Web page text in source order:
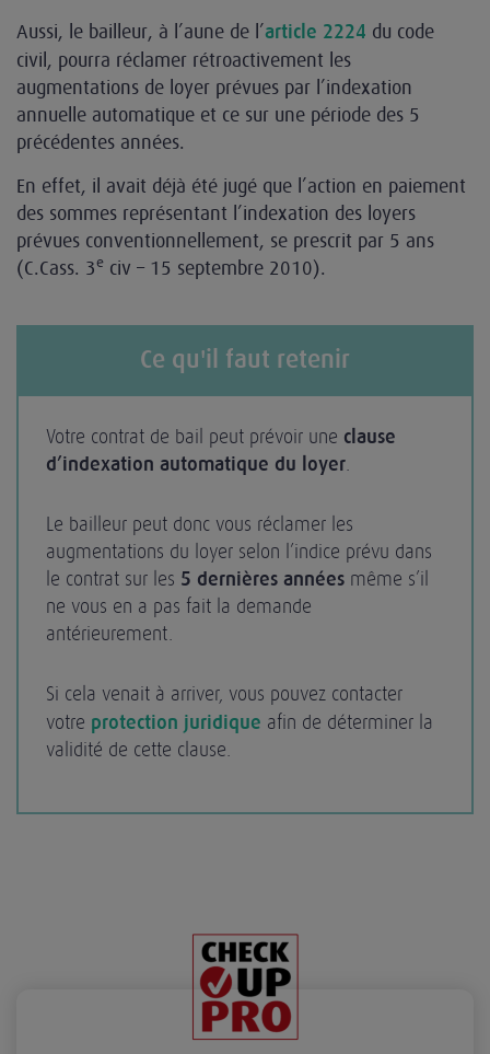
Aussi, le bailleur, à l’aune de l’article 2224 du code
civil, pourra réclamer rétroactivement les
augmentations de loyer prévues par l’indexation
annuelle automatique et ce sur une période des 5
précédentes années.
En effet, il avait déjà été jugé que l’action en paiement
des sommes représentant l’indexation des loyers
prévues conventionnellement, se prescrit par 5 ans
(C.Cass. 3e civ – 15 septembre 2010).
Ce qu'il faut retenir
Votre contrat de bail peut prévoir une clause
d’indexation automatique du loyer.
Le bailleur peut donc vous réclamer les
augmentations du loyer selon l’indice prévu dans
le contrat sur les 5 dernières années même s’il
ne vous en a pas fait la demande
antérieurement.
Si cela venait à arriver, vous pouvez contacter
votre protection juridique afin de déterminer la
validité de cette clause.